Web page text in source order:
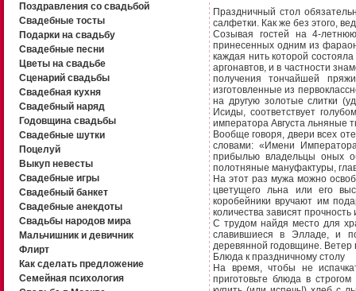
Поздравления со свадьбой
Свадебные тосты
Подарки на свадьбу
Свадебные песни
Цветы на свадьбе
Сценарий свадьбы
Свадебная кухня
Свадебный наряд
Годовщина свадьбы
Свадебные шутки
Поцелуй
Выкуп невесты
Свадебные игры
Свадебный банкет
Свадебные анекдоты
Свадьбы народов мира
Мальчишник и девичник
Флирт
Как сделать предложение
Семейная психология
Праздничный стол
салфетки. Как же без этого,
Созывая гостей на 4-
принесенных одним из
каждая нить которой
аргонавтов, и в частности
получения тончайшей
изготовленные из
на другую золотые слитки
Исиды, соответствует
императора Августа льняные
Вообще говоря, двери всех
словами: «Имени
прибылью владельцы оных
полотняные мануфактуры,
На этот раз мужа можно
цветущего льна или его
коробейники вручают им
количества зависят
С трудом найдя место для
славившиеся в Элладе, и
деревянной годовщине. Ветер
Блюда к праздничному столу
На время, чтобы не
приготовьте блюда в